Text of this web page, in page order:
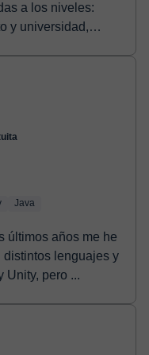
y universidad,
Java
últimos años me he
lenguajes y
Unity, pero ...